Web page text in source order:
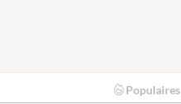
Populaires